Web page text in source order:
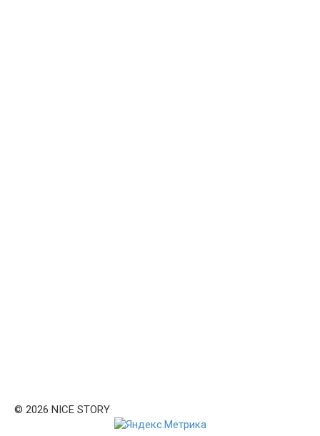
© 2026 NICE STORY